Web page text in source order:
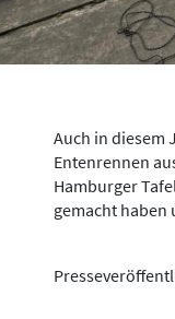
Auch in diesem
Entenrennen
Hamburger
gemacht haben